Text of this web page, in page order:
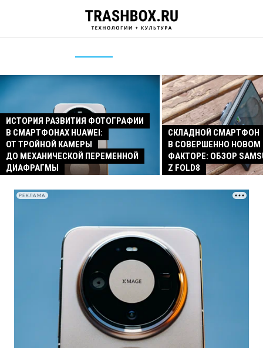
ИСТОРИЯ РАЗВИТИЯ ФОТОГРАФИИ
В СМАРТФОНАХ HUAWEI:
ОТ ТРОЙНОЙ КАМЕРЫ
ДО МЕХАНИЧЕСКОЙ ПЕРЕМЕННОЙ
ДИАФРАГМЫ
СКЛАДНОЙ СМАРТФОН
В СОВЕРШЕННО
ФАКТОРЕ: ОБЗОР
Z FOLD8
РЕКЛАМА